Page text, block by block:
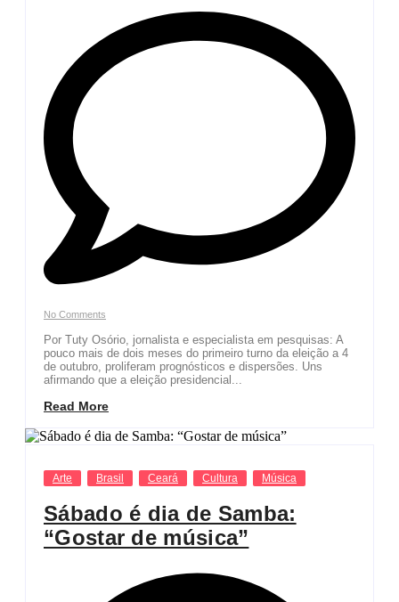
No Comments
Por Tuty Osório, jornalista e especialista em pesquisas: A
pouco mais de dois meses do primeiro turno da eleição a 4
de outubro, proliferam prognósticos e dispersões. Uns
afirmando que a eleição presidencial...
Read More
Arte Brasil Ceará Cultura Música
Sábado é dia de Samba:
“Gostar de música”